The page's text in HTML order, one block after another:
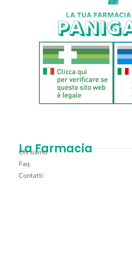
DUODET
€19,90€
Aggiungi al
La Farmacia
Chi siamo
Faq
Contatti